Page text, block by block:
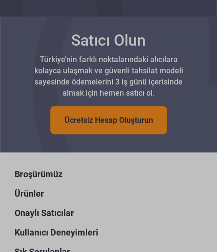
Satıcı Olun
Türkiye’nin farklı noktalarındaki alıcılara
kolayca ulaşmak ve güvenli tahsilat modeli
sayesinde ödemelerini 3 iş günü içerisinde
almak için hemen satıcı ol.
Ücretsiz Hesap Oluşturun
Broşürümüz
Ürünler
Onaylı Satıcılar
Kullanıcı Deneyimleri